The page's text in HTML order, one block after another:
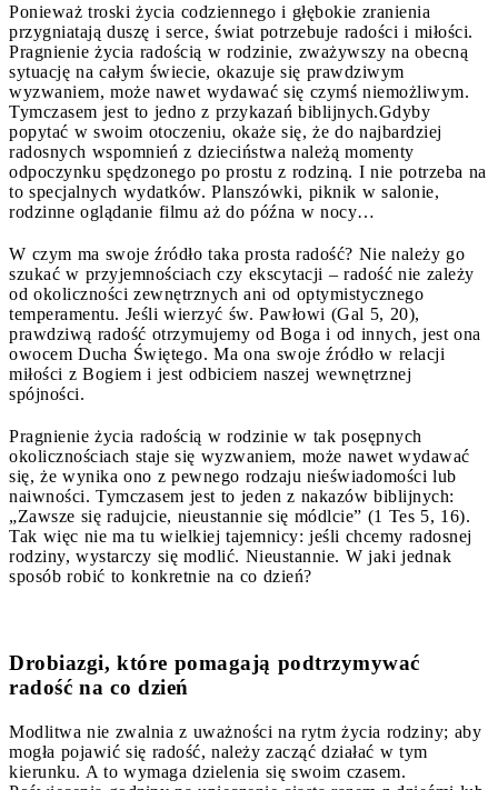
Ponieważ troski życia codziennego i głębokie zranienia
przygniatają duszę i serce, świat potrzebuje radości i miłości.
Pragnienie życia radością w rodzinie, zważywszy na obecną
sytuację na całym świecie, okazuje się prawdziwym
wyzwaniem, może nawet wydawać się czymś niemożliwym.
Tymczasem jest to jedno z przykazań biblijnych.Gdyby
popytać w swoim otoczeniu, okaże się, że do najbardziej
radosnych wspomnień z dzieciństwa należą momenty
odpoczynku spędzonego po prostu z rodziną. I nie potrzeba na
to specjalnych wydatków. Planszówki, piknik w salonie,
rodzinne oglądanie filmu aż do późna w nocy…
W czym ma swoje źródło taka prosta radość? Nie należy go
szukać w przyjemnościach czy ekscytacji – radość nie zależy
od okoliczności zewnętrznych ani od optymistycznego
temperamentu. Jeśli wierzyć św. Pawłowi (Gal 5, 20),
prawdziwą radość otrzymujemy od Boga i od innych, jest ona
owocem Ducha Świętego. Ma ona swoje źródło w relacji
miłości z Bogiem i jest odbiciem naszej wewnętrznej
spójności.
Pragnienie życia radością w rodzinie w tak posępnych
okolicznościach staje się wyzwaniem, może nawet wydawać
się, że wynika ono z pewnego rodzaju nieświadomości lub
naiwności. Tymczasem jest to jeden z nakazów biblijnych:
„Zawsze się radujcie, nieustannie się módlcie” (1 Tes 5, 16).
Tak więc nie ma tu wielkiej tajemnicy: jeśli chcemy radosnej
rodziny, wystarczy się modlić. Nieustannie. W jaki jednak
sposób robić to konkretnie na co dzień?
Drobiazgi, które pomagają podtrzymywać
radość na co dzień
Modlitwa nie zwalnia z uważności na rytm życia rodziny; aby
mogła pojawić się radość, należy zacząć działać w tym
kierunku. A to wymaga dzielenia się swoim czasem.